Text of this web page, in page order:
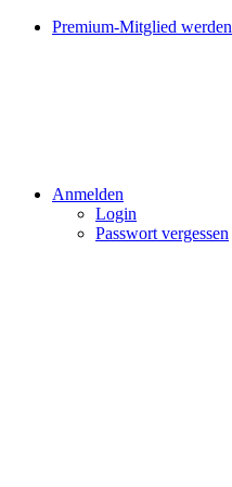
Premium-Mitglied werden
Anmelden
Login
Passwort vergessen